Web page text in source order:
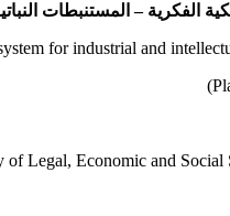
الفكرية – المستنبطات
for industrial and
of Legal, Economic and Social